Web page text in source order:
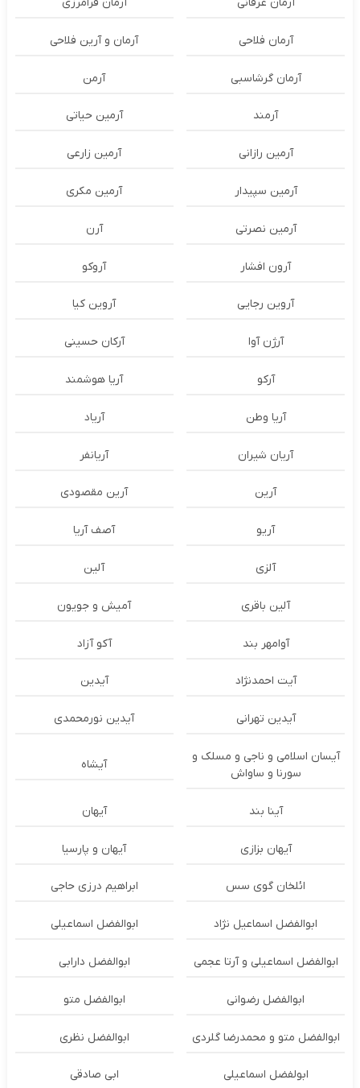
آرمان فلاحی آرمان و آرین فلاحی
آرمان گرشاسبی آرمن
آرمند آرمین حیاتی
آرمین رازانی آرمین زارعی
آرمین سپیدار آرمین مکری
آرمین نصرتی آرن
آرون افشار آروکو
آروین رجایی آروین کیا
آرژن آوا آرکان حسینی
آرکو آریا هوشمند
آریا وطن آریاد
آریان شیران آریانفر
آرین آرین مقصودی
آریو آصف آریا
آلزی آلین
آلین باقری آمیش و جویون
آوامهر بند آکو آزاد
آیت احمدنژاد آیدین
آیدین تهرانی آیدین نورمحمدی
آیسان اسلامی و ناجی و مسلک و
سورنا و ساواش
آیشاه
آینا بند آیهان
آیهان بزازی آیهان و پارسیا
ائلخان گوی سس ابراهیم درزی حاجی
ابوالفضل اسماعیل نژاد ابوالفضل اسماعیلی
ابوالفضل اسماعیلی و آرتا عجمی ابوالفضل دارابی
ابوالفضل رضوانی ابوالفضل متو
ابوالفضل متو و محمدرضا گلردی ابوالفضل نظری
ابولفضل اسماعیلی ابی صادقی